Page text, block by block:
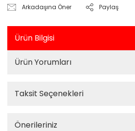
Arkadaşına Öner Paylaş
Ürün Bilgisi
Ürün Yorumları
Taksit Seçenekleri
Önerileriniz